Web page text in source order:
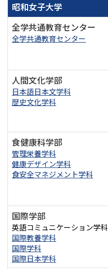
昭和女子大学
全学共通教育センター
全学共通教育センター
人間文化学部
日本語日本文学科
歴史文化学科
食健康科学部
管理栄養学科
健康デザイン学科
食安全マネジメント学科
国際学部
英語コミュニケーション学科
国際教養学科
国際学科
国際日本学科